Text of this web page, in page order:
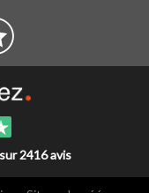
2416 avis